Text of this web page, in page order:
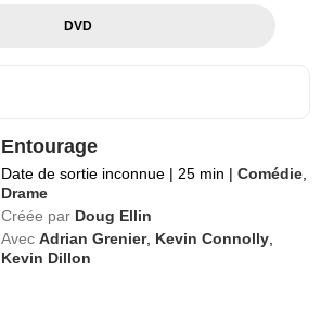
DVD
Entourage
Date de sortie inconnue | 25 min | Comédie
Drame
Créée par Doug Ellin
Avec Adrian Grenier, Kevin Connolly
Kevin Dillon